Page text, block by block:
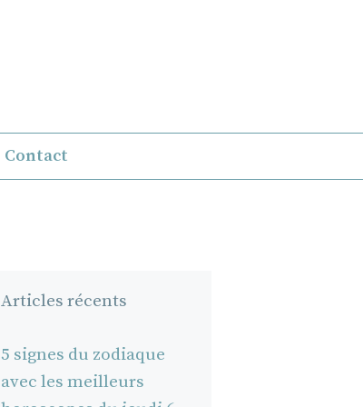
Contact
Articles récents
5 signes du zodiaque
avec les meilleurs